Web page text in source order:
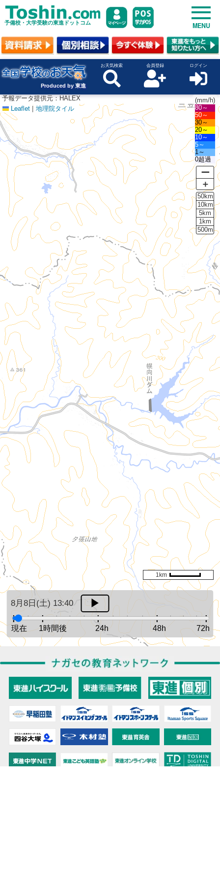
予備校・大学受験の東進ドットコム MENU
Produced by 東進
お天気検索 会員登録 ログイン
Leaflet | 地理院タイル
8月8日(土) 13:40
現在 1時間後 24h 48h 72h
1km
(mm/h)
80～
50～
30～
20～
10～
5～
1～
0超過
ー
＋
50km
10km
5km
1km
500m
予報データ提供元：HALEX